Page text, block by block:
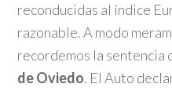
reconducidas al índice
razonable. A modo
recordemos la sentencia
de Oviedo. El Auto